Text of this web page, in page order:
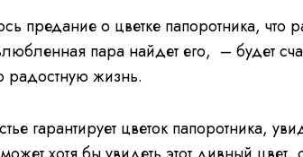
предание о цветке папоротника, что
пара найдет его, – будет
радостную жизнь.
гарантирует цветок папоротника,